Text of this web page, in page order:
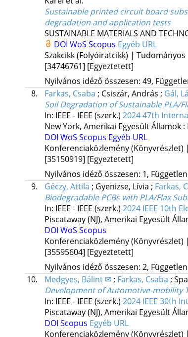
Sustainable printed circuit board
degradation and application tests
SUSTAINABLE MATERIALS AND
DOI WoS Scopus Egyéb URL
Szakcikk (Folyóiratcikk) | Tudományos
[34746761] [Egyeztetett]
Nyilvános idéző összesen: 49,
8.
Farkas, Csaba ; Csiszár, András ; Gál,
Soil Degradation of Sustainable PLA/
In: IEEE - IEEE (szerk.) 2024 47th
New York, Amerikai Egyesült Államok :
DOI WoS Scopus Egyéb URL
Konferenciaközlemény
[35150919] [Egyeztetett]
Nyilvános idéző összesen: 1,
9.
Géczy, Attila ; Gyenizse, Lívia ; Farkas,
Biodegradable PCBs with PLA/Flax
In: IEEE - IEEE (szerk.) 2024 IEEE 10th
Piscataway (NJ), Amerikai Egyesült
DOI WoS Scopus
Konferenciaközlemény
[35595604] [Egyeztetett]
Nyilvános idéző összesen: 2,
10.
Medgyes, Bálint ✉; Farkas, Csaba ;
Development of Automotive-mobility
In: IEEE - IEEE (szerk.) 2024 IEEE 30th
Piscataway (NJ), Amerikai Egyesült
DOI Scopus Egyéb URL
Konferenciaközlemény